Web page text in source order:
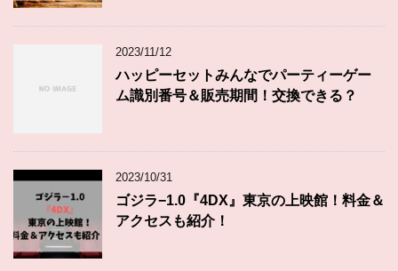
2023/11/12
ハッピーセットみんなでパーティーゲー
ム識別番号＆販売期間！交換できる？
2023/10/31
ゴジラ−1.0『4DX』東京の上映館！料金＆
アクセスも紹介！